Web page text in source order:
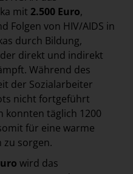
mit 2.500 Euro,
Folgen von HIV/AIDS in
durch Bildung,
direkt und indirekt
Während des
der Sozialarbeiter
nicht fortgeführt
konnten täglich 1200
für eine warme
zu sorgen.
wird das